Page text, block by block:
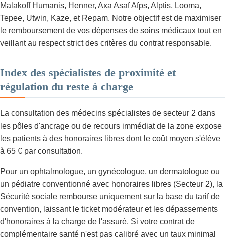
Malakoff Humanis, Henner, Axa Asaf Afps, Alptis, Looma,
Tepee, Utwin, Kaze, et Repam. Notre objectif est de maximiser
le remboursement de vos dépenses de soins médicaux tout en
veillant au respect strict des critères du contrat responsable.
Index des spécialistes de proximité et
régulation du reste à charge
La consultation des médecins spécialistes de secteur 2 dans
les pôles d'ancrage ou de recours immédiat de la zone expose
les patients à des honoraires libres dont le coût moyen s'élève
à 65 € par consultation.
Pour un ophtalmologue, un gynécologue, un dermatologue ou
un pédiatre conventionné avec honoraires libres (Secteur 2), la
Sécurité sociale rembourse uniquement sur la base du tarif de
convention, laissant le ticket modérateur et les dépassements
d'honoraires à la charge de l'assuré. Si votre contrat de
complémentaire santé n'est pas calibré avec un taux minimal